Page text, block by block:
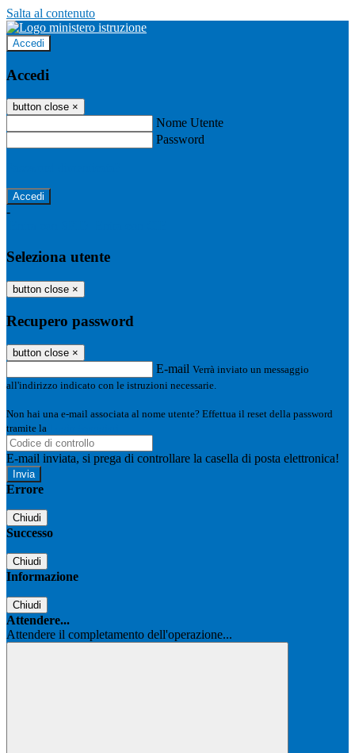
Salta al contenuto
Accedi
Accedi
button close ×
Nome Utente
Password
-
Seleziona utente
button close ×
Recupero password
button close ×
E-mail Verrà inviato un messaggio
all'indirizzo indicato con le istruzioni necessarie.
Non hai una e-mail associata al nome utente? Effettua il reset della password
tramite la
E-mail inviata, si prega di controllare la casella di posta elettronica!
Errore
Chiudi
Successo
Chiudi
Informazione
Chiudi
Attendere...
Attendere il completamento dell'operazione...